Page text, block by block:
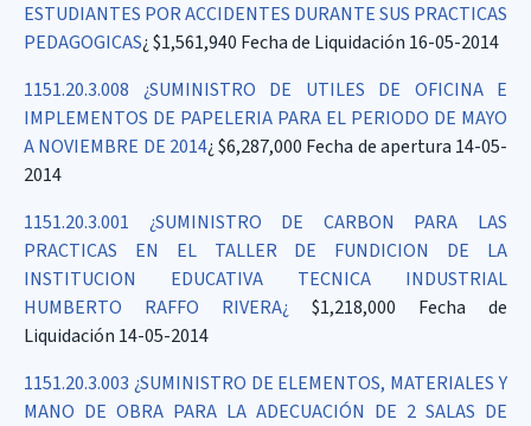
ESTUDIANTES POR ACCIDENTES DURANTE SUS PRACTICAS
PEDAGOGICAS¿ $1,561,940 Fecha de Liquidación 16-05-2014
1151.20.3.008 ¿SUMINISTRO DE UTILES DE OFICINA E
IMPLEMENTOS DE PAPELERIA PARA EL PERIODO DE MAYO
A NOVIEMBRE DE 2014¿ $6,287,000 Fecha de apertura 14-05-
2014
1151.20.3.001 ¿SUMINISTRO DE CARBON PARA LAS
PRACTICAS EN EL TALLER DE FUNDICION DE LA
INSTITUCION EDUCATIVA TECNICA INDUSTRIAL
HUMBERTO RAFFO RIVERA¿ $1,218,000 Fecha de
Liquidación 14-05-2014
1151.20.3.003 ¿SUMINISTRO DE ELEMENTOS, MATERIALES Y
MANO DE OBRA PARA LA ADECUACIÓN DE 2 SALAS DE